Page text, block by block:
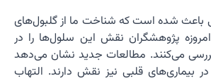
باعث شده است که شناخت ما از گلبول‌های
پژوهشگران نقش این سلول‌ها را در
بررسی می‌کنند. مطالعات جدید نشان می‌دهد
بیماری‌های قلبی نیز نقش دارند. التهاب